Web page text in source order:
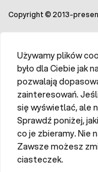
Copyright © 2013-
Używamy plików
było dla Ciebie jak
pozwalają
zainteresowań.
się wyświetlać, ale
Sprawdź poniżej,
co je zbieramy. Nie
Zawsze możesz
ciasteczek.